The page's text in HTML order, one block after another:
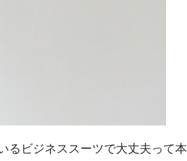
るビジネススーツで大丈夫って本